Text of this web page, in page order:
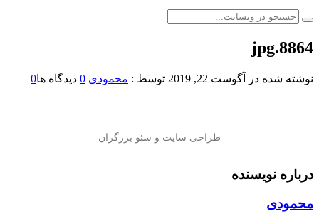
8864.jpg
نوشته شده در آگوست 22, 2019 توسط : محمودی 0 دیدگاه ها0
درباره نویسنده
محمودی